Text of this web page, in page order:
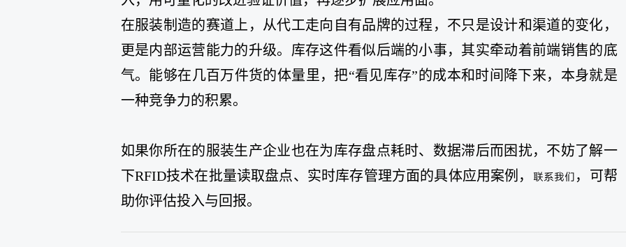
在服装制造的赛道上，从代工走向自有品牌的过程，不只是设计和渠道的变化，
更是内部运营能力的升级。库存这件看似后端的小事，其实牵动着前端销售的底
气。能够在几百万件货的体量里，把“看见库存”的成本和时间降下来，本身就是
一种竞争力的积累。
如果你所在的服装生产企业也在为库存盘点耗时、数据滞后而困扰，不妨了解一
下RFID技术在批量读取盘点、实时库存管理方面的具体应用案例，
联系我们 ，可帮
助你评估投入与回报。